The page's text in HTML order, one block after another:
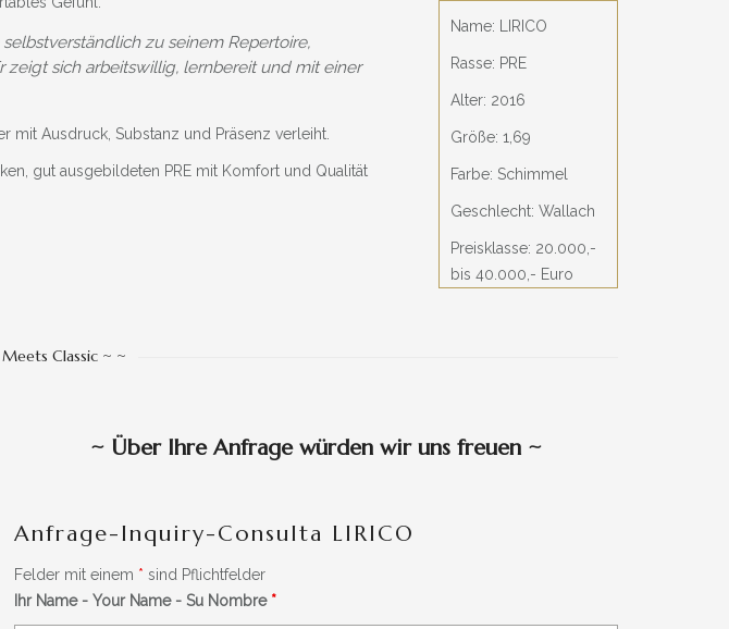
zu seinem Repertoire,
sich arbeitswillig, lernbereit und mit einer
mit Ausdruck, Substanz und Präsenz verleiht.
gut ausgebildeten PRE mit Komfort und Qualität
Name: LIRICO
Rasse: PRE
Alter: 2016
Größe: 1,69
Farbe: Schimmel
Geschlecht: Wallach
Preisklasse: 20.000,-
bis 40.000,- Euro
Classic ~ ~
~ Über Ihre Anfrage würden wir uns freuen ~
Anfrage-Inquiry-Consulta LIRICO
Felder mit einem * sind Pflichtfelder
Ihr Name - Your Name - Su Nombre *